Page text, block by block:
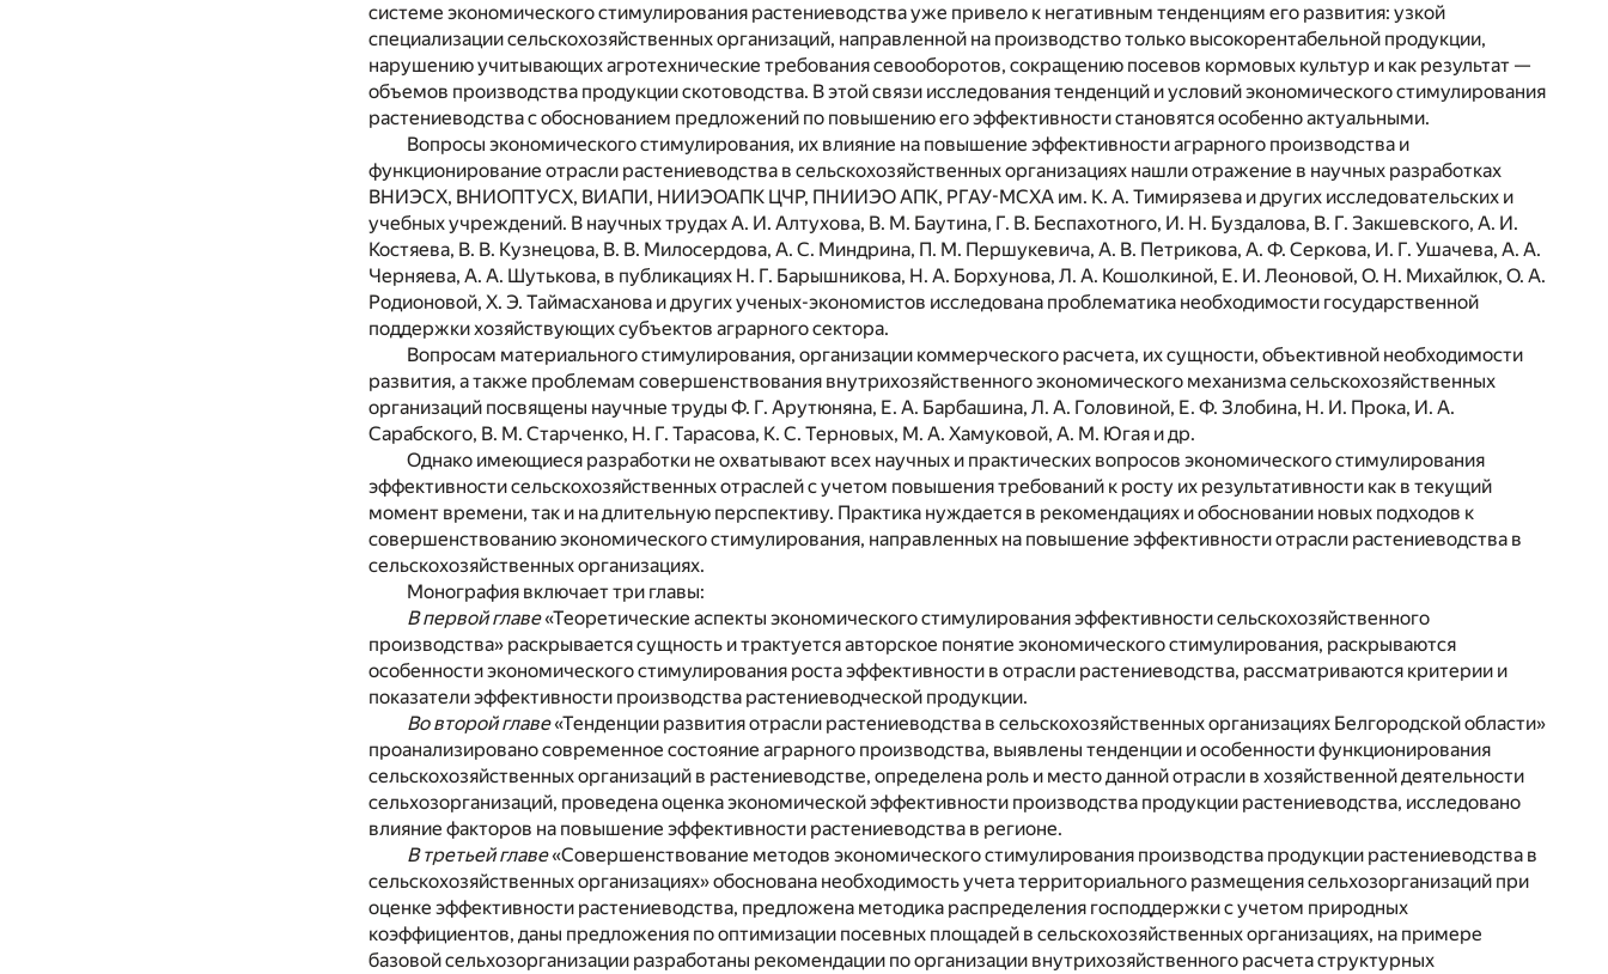
системе экономического стимулирования растениеводства уже привело к негативным тенденциям его развития: узкой
специализации сельскохозяйственных организаций, направленной на производство только высокорентабельной продукции,
нарушению учитывающих агротехнические требования севооборотов, сокращению посевов кормовых культур и как результат —
объемов производства продукции скотоводства. В этой связи исследования тенденций и условий экономического стимулирования
растениеводства с обоснованием предложений по повышению его эффективности становятся особенно актуальными.
Вопросы экономического стимулирования, их влияние на повышение эффективности аграрного производства и
функционирование отрасли растениеводства в сельскохозяйственных организациях нашли отражение в научных разработках
ВНИЭСХ, ВНИОПТУСХ, ВИАПИ, НИИЭОАПК ЦЧР, ПНИИЭО АПК, РГАУ-МСХА им. К. А. Тимирязева и других исследовательских и
учебных учреждений. В научных трудах А. И. Алтухова, В. М. Баутина, Г. В. Беспахотного, И. Н. Буздалова, В. Г. Закшевского, А. И.
Костяева, В. В. Кузнецова, В. В. Милосердова, А. C. Миндрина, П. М. Першукевича, А. В. Петрикова, А. Ф. Серкова, И. Г. Ушачева, А. А.
Черняева, А. А. Шутькова, в публикациях Н. Г. Барышникова, Н. А. Борхунова, Л. А. Кошолкиной, Е. И. Леоновой, О. Н. Михайлюк, О. А.
Родионовой, Х. Э. Таймасханова и других ученых-экономистов исследована проблематика необходимости государственной
поддержки хозяйствующих субъектов аграрного сектора.
Вопросам материального стимулирования, организации коммерческого расчета, их сущности, объективной необходимости
развития, а также проблемам совершенствования внутрихозяйственного экономического механизма сельскохозяйственных
организаций посвящены научные труды Ф. Г. Арутюняна, Е. А. Барбашина, Л. А. Головиной, Е. Ф. Злобина, Н. И. Прока, И. А.
Сарабского, В. М. Старченко, Н. Г. Тарасова, К. C. Терновых, М. А. Хамуковой, А. М. Югая и др.
Однако имеющиеся разработки не охватывают всех научных и практических вопросов экономического стимулирования
эффективности сельскохозяйственных отраслей с учетом повышения требований к росту их результативности как в текущий
момент времени, так и на длительную перспективу. Практика нуждается в рекомендациях и обосновании новых подходов к
совершенствованию экономического стимулирования, направленных на повышение эффективности отрасли растениеводства в
сельскохозяйственных организациях.
Монография включает три главы:
В первой главе«Теоретические аспекты экономического стимулирования эффективности сельскохозяйственного
производства» раскрывается сущность и трактуется авторское понятие экономического стимулирования, раскрываются
особенности экономического стимулирования роста эффективности в отрасли растениеводства, рассматриваются критерии и
показатели эффективности производства растениеводческой продукции.
Во второй главе«Тенденции развития отрасли растениеводства в сельскохозяйственных организациях Белгородской области»
проанализировано современное состояние аграрного производства, выявлены тенденции и особенности функционирования
сельскохозяйственных организаций в растениеводстве, определена роль и место данной отрасли в хозяйственной деятельности
сельхозорганизаций, проведена оценка экономической эффективности производства продукции растениеводства, исследовано
влияние факторов на повышение эффективности растениеводства в регионе.
В третьей главе«Совершенствование методов экономического стимулирования производства продукции растениеводства в
сельскохозяйственных организациях» обоснована необходимость учета территориального размещения сельхозорганизаций при
оценке эффективности растениеводства, предложена методика распределения господдержки с учетом природных
коэффициентов, даны предложения по оптимизации посевных площадей в сельскохозяйственных организациях, на примере
базовой сельхозорганизации разработаны рекомендации по организации внутрихозяйственного расчета структурных